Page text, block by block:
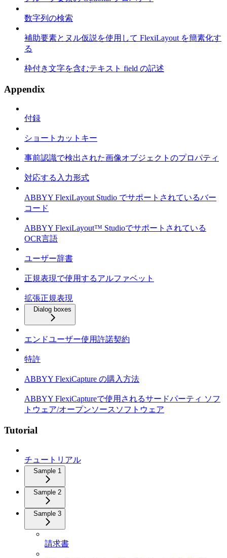
数字列の検索
補助要素とヌル仮説を使用して FlexiLayout を簡素化す
る
枠付き文字を含むテキスト field の記述
Appendix
付録
ショートカットキー
事前認識で検出された画像オブジェクトのプロパティ
対応する入力形式
ABBYY FlexiLayout Studio でサポートされているバー
コード
ABBYY FlexiLayout™ Studioでサポートされている
OCR言語
ユーザー辞書
正規表現で使用するアルファベット
拡張正規表現
Dialog boxes
エンドユーザー使用許諾契約
特許
ABBYY FlexiCapture の購入方法
ABBYY FlexiCaptureで使用されるサードパーティ ソフ
トウェア/オープンソースソフトウェア
Tutorial
チュートリアル
Sample 1
Sample 2
Sample 3
請求書